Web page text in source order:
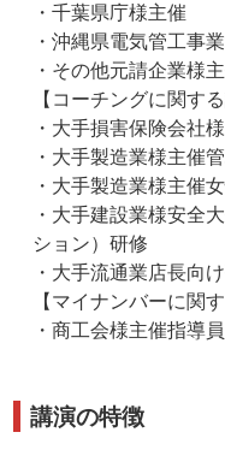
・千葉県庁様主催
・沖縄県電気管工事
・その他元請企業
【コーチングに関す
・大手損害保険会社
・大手製造業様主催
・大手製造業様主催
・大手建設業様安全
ション）研修
・大手流通業店長向
【マイナンバーに関
・商工会様主催指導
講演の特徴